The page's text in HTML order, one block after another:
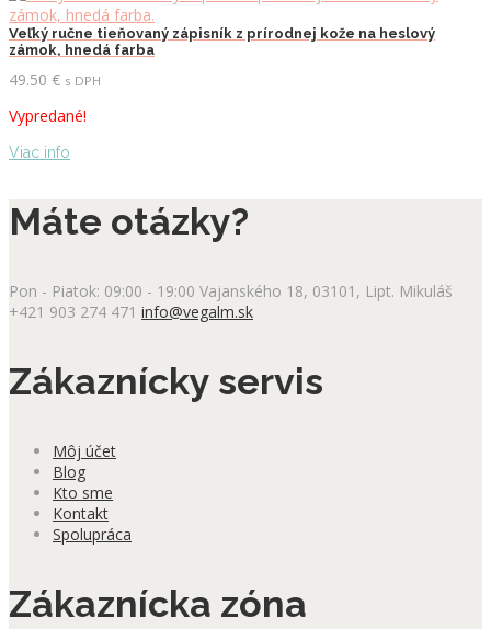
Veľký ručne tieňovaný zápisník z prírodnej kože na heslový
zámok, hnedá farba
49.50 € s DPH
Vypredané!
Viac info
Máte otázky?
Pon - Piatok: 09:00 - 19:00 Vajanského 18, 03101, Lipt. Mikuláš
+421 903 274 471 info@vegalm.sk
Zákaznícky servis
Môj účet
Blog
Kto sme
Kontakt
Spolupráca
Zákaznícka zóna